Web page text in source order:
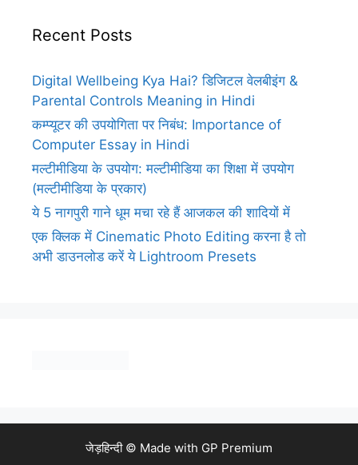
Recent Posts
Digital Wellbeing Kya Hai? डिजिटल वेलबीइंग &
Parental Controls Meaning in Hindi
कम्प्यूटर की उपयोगिता पर निबंध: Importance of
Computer Essay in Hindi
मल्टीमीडिया के उपयोग: मल्टीमीडिया का शिक्षा में उपयोग
(मल्टीमीडिया के प्रकार)
ये 5 नागपुरी गाने धूम मचा रहे हैं आजकल की शादियों में
एक क्लिक में Cinematic Photo Editing करना है तो
अभी डाउनलोड करें ये Lightroom Presets
जेड़हिन्दी © Made with GP Premium